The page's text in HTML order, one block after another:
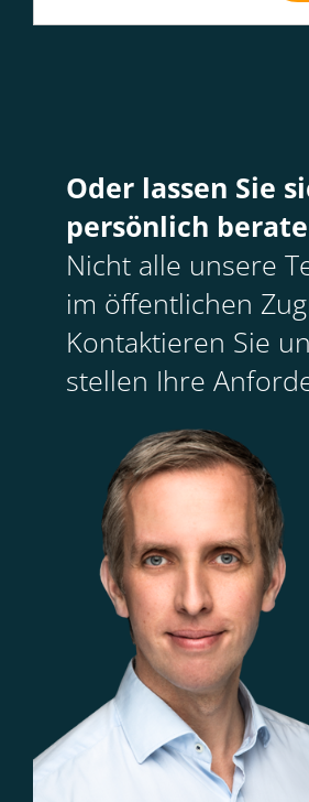
Oder lassen Sie
persönlich
Nicht alle unsere
im öffentlichen
Kontaktieren Sie
stellen Ihre